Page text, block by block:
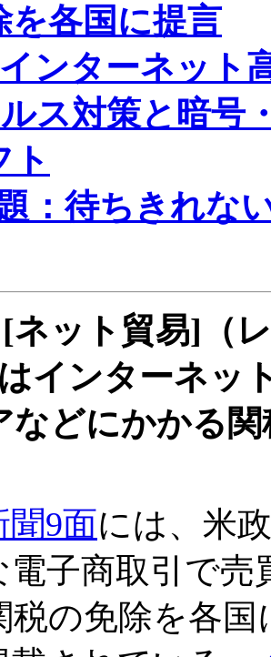
を各国に提言
ンターネット
ス対策と暗号
ト
：待ちきれな
ネット貿易]（
インターネッ
などにかかる
聞9面には、米
電子商取引で
税の免除を各